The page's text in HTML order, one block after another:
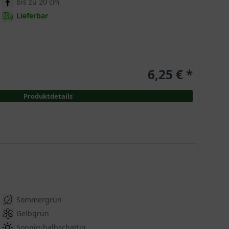
Seine Herkunft aus den Provinzen Japans verleiht
Die großen, leuchtend blauen Blüten erscheinen
bis zu 20 cm
Lieferbar
6,25 € *
Produktdetails
Sommergrün
Gelbgrün